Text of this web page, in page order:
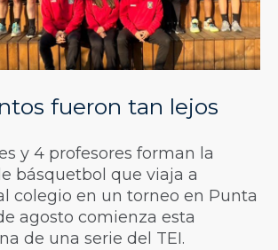
fueron tan lejos
y 4 profesores forman la
básquetbol que viaja a
colegio en un torneo en Punta
agosto comienza esta
de una serie del TEI.